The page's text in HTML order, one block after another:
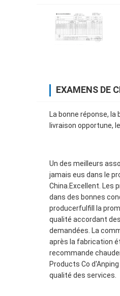
EXAMENS DE
La bonne réponse, la
livraison opportune,
Un des meilleurs
jamais eus dans le
China.Excellent. Les
dans des bonnes
producerfulfill la
qualité accordant
demandées. La
après la fabrication
recommande
Products Co
qualité des services.